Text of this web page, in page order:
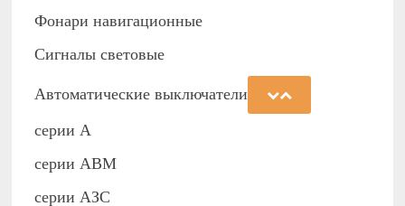
Фонари навигационные
Сигналы световые
Автоматические выключатели
серии А
серии АВМ
cерии АЗС